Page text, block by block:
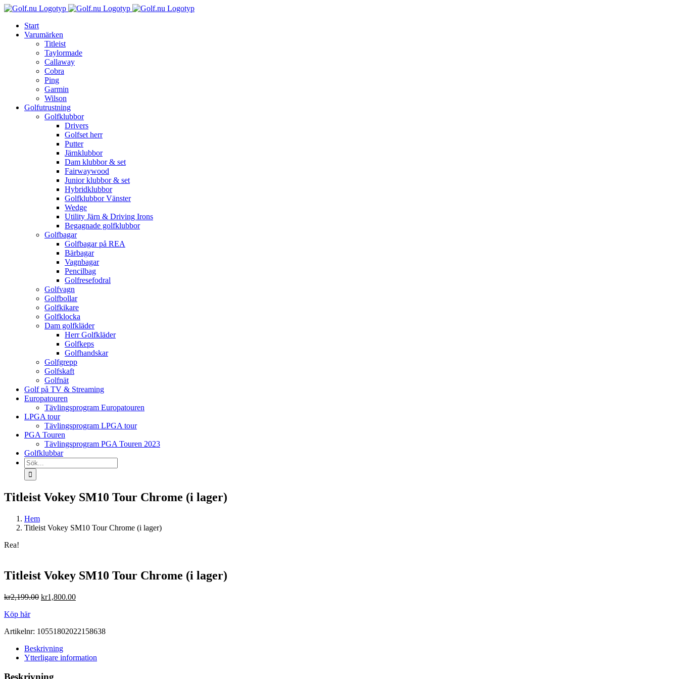
Fortsätt
innehållet
Start
Varumärken
Titleist
Taylormade
Callaway
Cobra
Ping
Garmin
Wilson
Golfutrustning
Golfklubbor
Drivers
Golfset herr
Putter
Järnklubbor
Dam klubbor & set
Fairwaywood
Junior klubbor & set
Hybridklubbor
Golfklubbor Vänster
Wedge
Utility Järn & Driving Irons
Begagnade golfklubbor
Golfbagar
Golfbagar på REA
Bärbagar
Vagnbagar
Pencilbag
Golfresefodral
Golfvagn
Golfbollar
Golfkikare
Golfklocka
Dam golfkläder
Herr Golfkläder
Golfkeps
Golfhandskar
Golfgrepp
Golfskaft
Golfnät
Golf på TV & Streaming
Europatouren
Tävlingsprogram Europatouren
LPGA tour
Tävlingsprogram LPGA tour
PGA Touren
Tävlingsprogram PGA Touren 2023
Golfklubbar
Sök
efter:
Titleist Vokey SM10 Tour Chrome (i lager)
Hem
Titleist Vokey SM10 Tour Chrome (i lager)
Rea!
Titleist Vokey SM10 Tour Chrome (i lager)
kr2,199.00 Det
kr2,199.00.
kr1,800.00Det
kr1,800.00.
Köp här
Artikelnr: 10551802022158638
Beskrivning
Ytterligare information